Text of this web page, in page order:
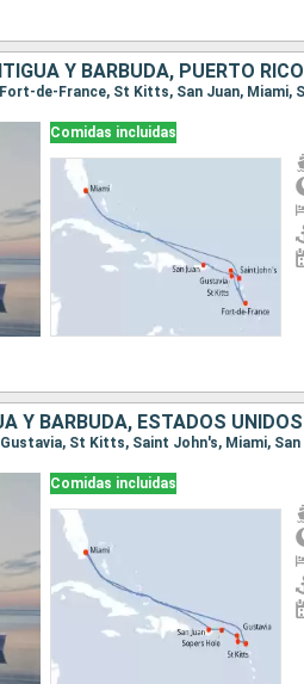
Y BARBUDA, PUERTO RICO
Comidas incluidas
Y BARBUDA, ESTADOS UNIDOS
Comidas incluidas